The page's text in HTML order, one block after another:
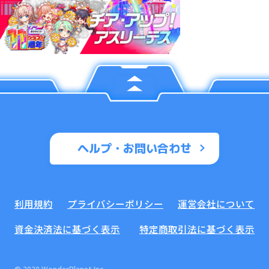
ヘルプ・お問い合わせ
利用規約 プライバシーポリシー
運営会社について
資金決済法に基づく表示
特定商取引法に基づく表示